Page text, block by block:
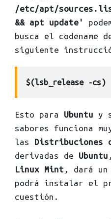
/etc/apt/
&& apt update'
busca el codename
siguiente
$(lsb_release -cs)
Esto para Ubuntu y
sabores funciona
las Distribuciones
derivadas de Ubuntu
Linux Mint , dará
podrá instalar el
cuestión.